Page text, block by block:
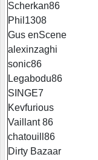
Scherkan86
Phil1308
Gus enScene
alexinzaghi
sonic86
Legabodu86
SINGE7
Kevfurious
Vaillant 86
chatouill86
Dirty Bazaar